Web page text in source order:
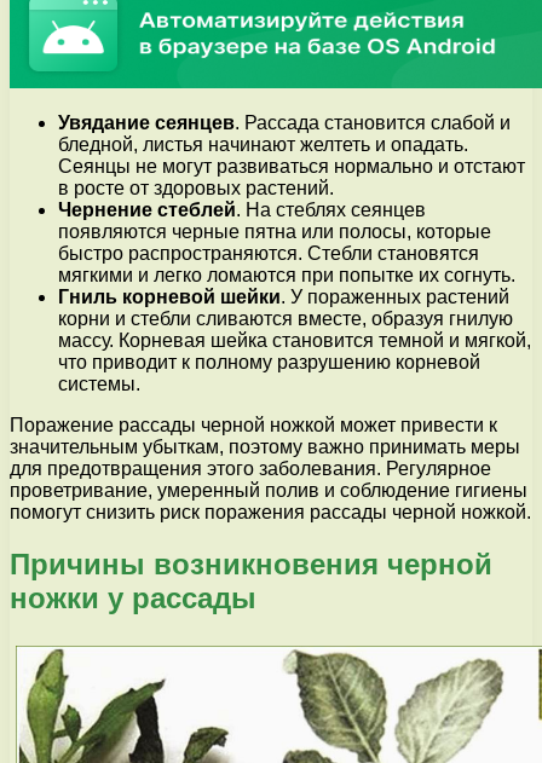
Увядание сеянцев. Рассада становится слабой и
бледной, листья начинают желтеть и опадать.
Сеянцы не могут развиваться нормально и отстают
в росте от здоровых растений.
Чернение стеблей. На стеблях сеянцев
появляются черные пятна или полосы, которые
быстро распространяются. Стебли становятся
мягкими и легко ломаются при попытке их согнуть.
Гниль корневой шейки. У пораженных растений
корни и стебли сливаются вместе, образуя гнилую
массу. Корневая шейка становится темной и мягкой,
что приводит к полному разрушению корневой
системы.
Поражение рассады черной ножкой может привести к
значительным убыткам, поэтому важно принимать меры
для предотвращения этого заболевания. Регулярное
проветривание, умеренный полив и соблюдение гигиены
помогут снизить риск поражения рассады черной ножкой.
Причины возникновения черной
ножки у рассады